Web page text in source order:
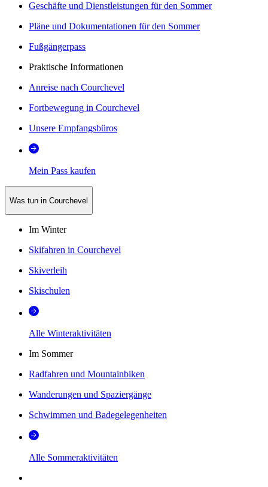
Geschäfte und Dienstleistungen für den Sommer
Pläne und Dokumentationen für den Sommer
Fußgängerpass
Praktische Informationen
Anreise nach Courchevel
Fortbewegung in Courchevel
Unsere Empfangsbüros
Mein Pass kaufen
Was tun in Courchevel
Im Winter
Skifahren in Courchevel
Skiverleih
Skischulen
Alle Winteraktivitäten
Im Sommer
Radfahren und Mountainbiken
Wanderungen und Spaziergänge
Schwimmen und Badegelegenheiten
Alle Sommeraktivitäten